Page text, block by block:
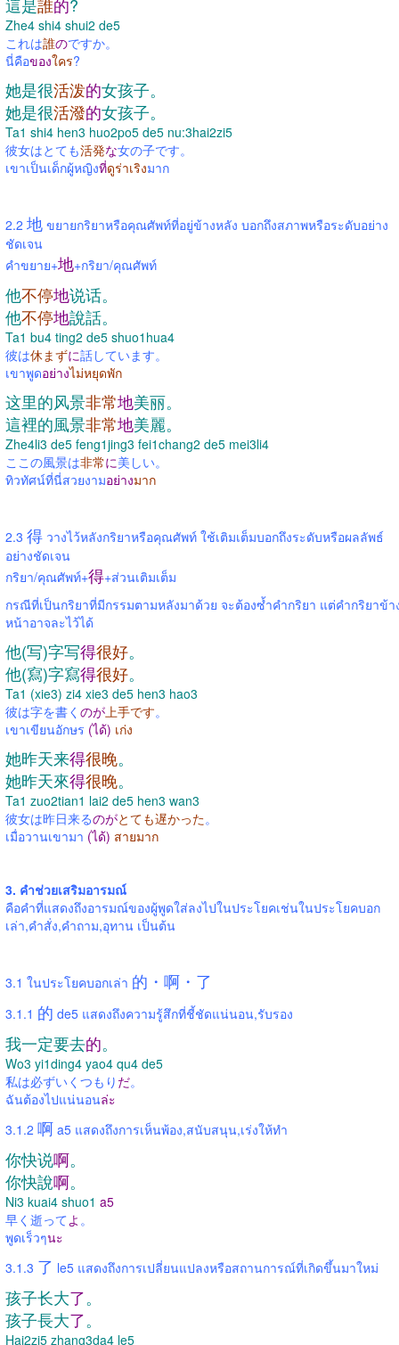
Zhe4 shi4 shui2 de5
これは誰のですか。
นี่คือของใคร?
她是很活泼的女孩子。
她是很活潑的女孩子。
Ta1 shi4 hen3 huo2po5 de5 nu:3hai2zi5
彼女はとても活発な女の子です。
เขาเป็นเด็กผู้หญิงที่ดูร่าเริงมาก
2.2 地 ขยายกริยาหรือคุณศัพท์ที่อยู่ข้างหลัง บอกถึงสภาพหรือระดับอย่าง
ชัดเจน
คำขยาย+地+กริยา/คุณศัพท์
他不停地说话。
他不停地說話。
Ta1 bu4 ting2 de5 shuo1hua4
彼は休まずに話しています。
เขาพูดอย่างไม่หยุดพัก
这里的风景非常地美丽。
這裡的風景非常地美麗。
Zhe4li3 de5 feng1jing3 fei1chang2 de5 mei3li4
ここの風景は非常に美しい。
ทิวทัศน์ที่นี่สวยงามอย่างมาก
2.3 得 วางไว้หลังกริยาหรือคุณศัพท์ ใช้เติมเต็มบอกถึงระดับหรือผลลัพธ์
อย่างชัดเจน
กริยา/คุณศัพท์+得+ส่วนเติมเต็ม
กรณีที่เป็นกริยาที่มีกรรมตามหลังมาด้วย จะต้องซ้ำคำกริยา แต่คำกริยาข้า
หน้าอาจละไว้ได้
他(写)字写得很好。
他(寫)字寫得很好。
Ta1 (xie3) zi4 xie3 de5 hen3 hao3
彼は字を書く のが上手です。
เขาเขียนอักษร (ได้) เก่ง
她昨天来得很晚。
她昨天來得很晚。
Ta1 zuo2tian1 lai2 de5 hen3 wan3
彼女は昨日来るのがとても遅かった。
เมื่อวานเขามา (ได้) สายมาก
3. คำช่วยเสริมอารมณ์
คือคำที่แสดงถึงอารมณ์ของผู้พูดใส่ลงไปในประโยคเช่นในประโยคบอก
เล่า,คำสั่ง,คำถาม,อุทาน เป็นต้น
3.1 ในประโยคบอกเล่า 的・啊・了
3.1.1 的 de5 แสดงถึงความรู้สึกที่ชี้ชัดแน่นอน,รับรอง
我一定要去的。
Wo3 yi1ding4 yao4 qu4 de5
私は必ずいくつもり だ。
ฉันต้องไปแน่นอนล่ะ
3.1.2 啊 a5 แสดงถึงการเห็นพ้อง,สนับสนุน,เร่งให้ทำ
你快说啊。
你快說啊。
Ni3 kuai4 shuo1 a5
早く逝ってよ 。
พูดเร็วๆนะ
3.1.3 了 le5 แสดงถึงการเปลี่ยนแปลงหรือสถานการณ์ที่เกิดขึ้นมาใหม่
孩子长大了。
孩子長大了。
Hai2zi5 zhang3da4 le5